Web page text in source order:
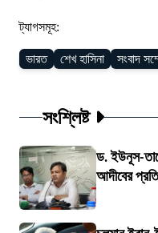
ট্যাগসমূহ:
ভারত শেখ হাসিনা সংবাদ
সংশ্লিষ্ট
ড. ইউনূস-
আদীবের